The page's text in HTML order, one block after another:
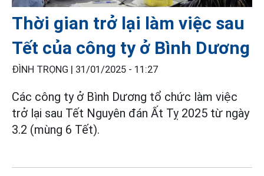
Thời gian trở lại làm việc sau
Tết của công ty ở Bình Dương
ĐÌNH TRỌNG | 31/01/2025 - 11:27
Các công ty ở Bình Dương tổ chức làm việc
trở lại sau Tết Nguyên đán Ất Tỵ 2025 từ ngày
3.2 (mùng 6 Tết).